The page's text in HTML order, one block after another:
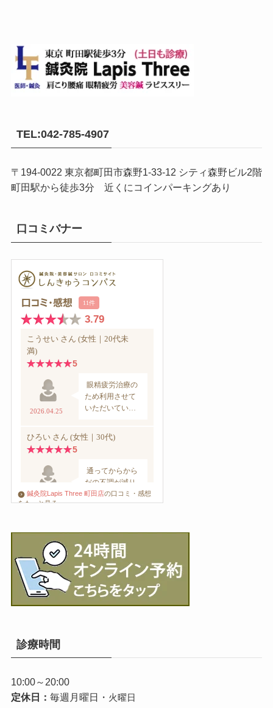
TEL:042-785-4907
〒194-0022 東京都町田市森野1-33-12 シティ森野ビル2階
町田駅から徒歩3分 近くにコインパーキングあり
口コミバナー
鍼灸院Lapis Three 町田店の口コミ・感想
をもっと見る
診療時間
10:00～20:00
定休日： 毎週月曜日・ 火曜日